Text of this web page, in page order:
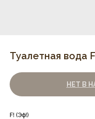
Туалетная вода
НЕТ В
F! (Эф!)